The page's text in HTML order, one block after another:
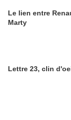
Le lien entre
Marty
Lettre 23, clin